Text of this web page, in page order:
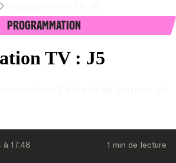
Programmation
TV : J5
à 17:48 1 min de lecture